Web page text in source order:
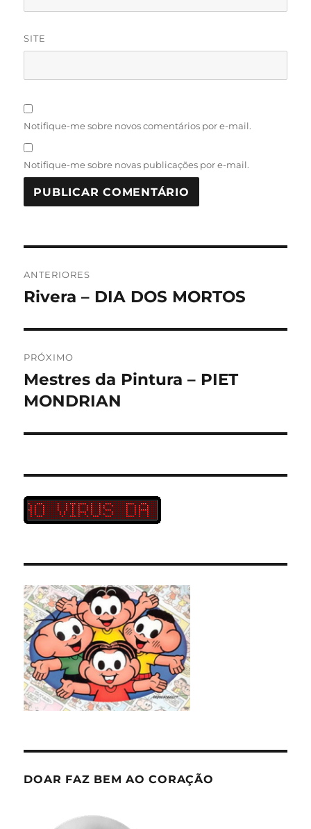
SITE
Notifique-me sobre novos comentários por e-mail.
Notifique-me sobre novas publicações por e-mail.
de
ANTERIORES
Post
Rivera – DIA DOS MORTOS
PRÓXIMO
Próximo
post:
Mestres da Pintura – PIET
MONDRIAN
DOAR FAZ BEM AO CORAÇÃO